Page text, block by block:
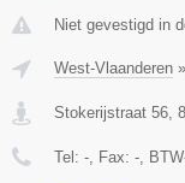
Niet gevestigd in
West-Vlaanderen »
Stokerijstraat 56
Tel: - , Fax: - ,